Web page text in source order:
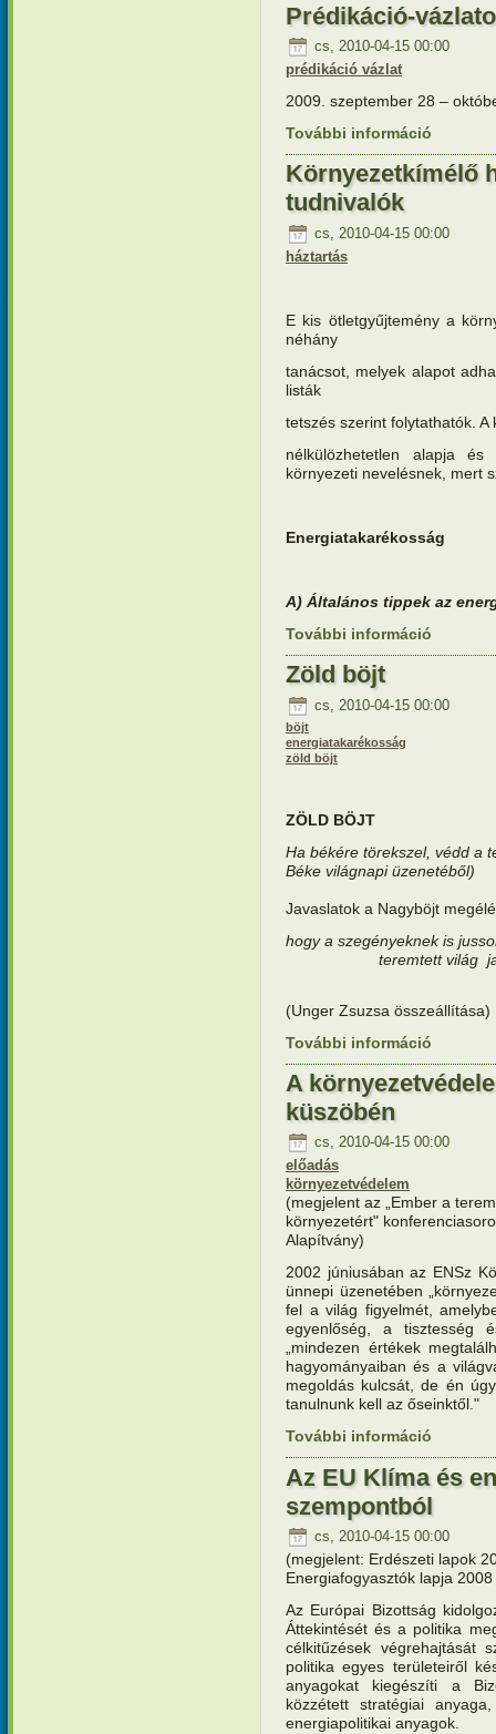
Prédikáció-
cs, 2010-04-15 00:00
prédikáció vázlat
2009. szeptember 28 –
További információ
Környezetkímélő
tudnivalók
cs, 2010-04-15 00:00
háztartás
E kis ötletgyűjtemény a
néhány
tanácsot, melyek alapot
listák
tetszés szerint folytathatók.
nélkülözhetetlen alapja
környezeti nevelésnek, mert
Energiatakarékosság
A) Általános tippek az
További információ
Zöld böjt
cs, 2010-04-15 00:00
böjt
energiatakarékosság
zöld böjt
ZÖLD BÖJT
Ha békére törekszel, védd a
Béke világnapi üzenetéből)
Javaslatok a Nagyböjt
hogy a szegényeknek is
teremtett világ
(Unger Zsuzsa összeállítása)
További információ
A
küszöbén
cs, 2010-04-15 00:00
előadás
környezetvédelem
(megjelent az „Ember a
környezetért"
Alapítvány)
2002 júniusában az ENSz
ünnepi üzenetében
fel a világ figyelmét,
egyenlőség, a tisztesség
„mindezen értékek
hagyományaiban és a
megoldás kulcsát, de én
tanulnunk kell az őseinktől."
További információ
Az EU Klíma és
szempontból
cs, 2010-04-15 00:00
(megjelent: Erdészeti lapok
Energiafogyasztók lapja
Az Európai Bizottság
Áttekintését és a politika
célkitűzések végrehajtását
politika egyes területeiről
anyagokat kiegészíti a
közzétett stratégiai
energiapolitikai anyagok.